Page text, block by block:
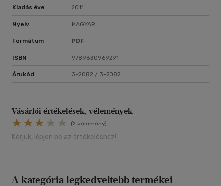
Kiadás éve 2011
Nyelv MAGYAR
Formátum PDF
ISBN 9789630969291
Árukód 3-2082 / 3-2082
Vásárlói értékelések, vélemények
(2 vélemény)
Kérjük, lépjen be az értékeléshez!
A kategória legkedveltebb termékei